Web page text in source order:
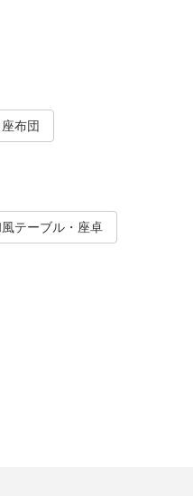
布団
テーブル・座卓